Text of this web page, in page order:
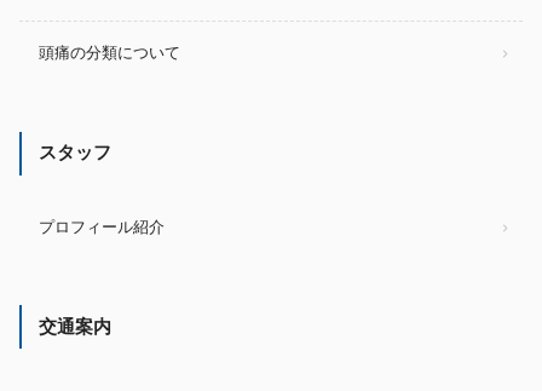
頭痛の分類について
スタッフ
プロフィール紹介
交通案内